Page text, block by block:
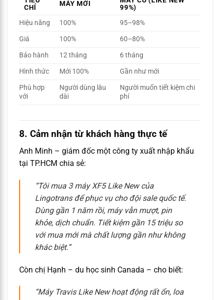
CHÍ
MÁY MỚI
99%)
Hiệu năng
100%
95–98%
Giá
100%
60–80%
Bảo hành
12 tháng
6 tháng
Hình thức
Mới 100%
Gần như mới
Phù hợp
với
Người dùng lâu
dài
Người muốn tiết kiệm chi
phí
8. Cảm nhận từ khách hàng thực tế
Anh Minh – giám đốc một công ty xuất nhập khẩu
tại TP.HCM chia sẻ:
“Tôi mua 3 máy XF5 Like New của
Lingotrans để phục vụ cho đội sale quốc tế.
Dùng gần 1 năm rồi, máy vẫn mượt, pin
khỏe, dịch chuẩn. Tiết kiệm gần 15 triệu so
với mua mới mà chất lượng gần như không
khác biệt.”
Còn chị Hạnh – du học sinh Canada – cho biết:
“Máy Travis Like New hoạt động rất ổn, loa